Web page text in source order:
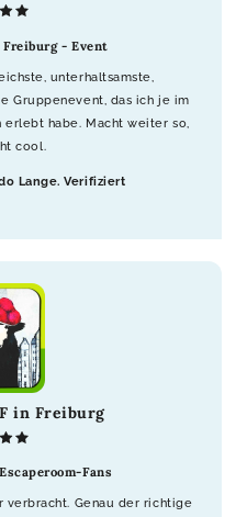
- Event
unterhaltsamste,
Gruppenevent, das ich je im
habe. Macht weiter so,
cool.
Lange. Verifiziert
in Freiburg
Fans
Genau der richtige